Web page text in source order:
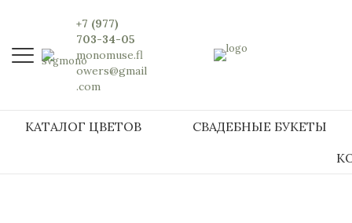
+7 (977)
703-34-05
monomuse.fl
owers@gmail
.com
КАТАЛОГ ЦВЕТОВ
СВАДЕБНЫЕ БУКЕТЫ